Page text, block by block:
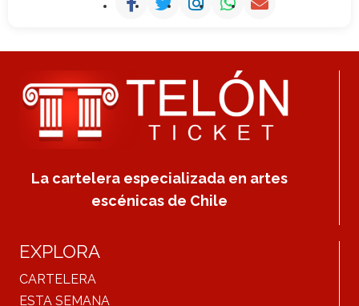
La cartelera especializada en artes
escénicas de Chile
EXPLORA
CARTELERA
ESTA SEMANA